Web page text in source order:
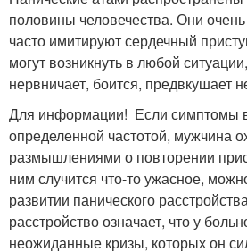
половины человечества. Они
часто имитируют сердечный
могут возникнуть в любой
нервничает, боится, предвкушает
Для информации! Если симптомы
определенной частотой, мужчина
размышлениями о повторении
ним случится что-то ужасное,
развитии панического
расстройство означает, что у
неожиданные кризы, которых он